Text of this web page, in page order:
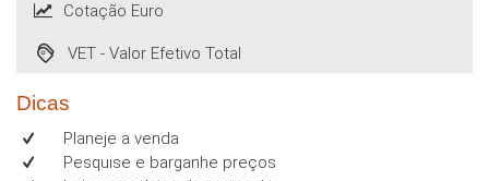
Cotação Euro
VET - Valor Efetivo Total
Dicas
Planeje a venda
Pesquise e barganhe preços